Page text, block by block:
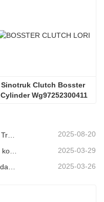
Sinotruk Clutch Bosster
Cylinder Wg97252300411
2025-08-20
2025-03-29
Industri Lori Berat China: Tenaga dan Eksport Baru sebagai Pemandu Berkembar, dengan Bahagian Tempatan Perusahaan Mempercepat Kenaikannya 2025-03-26